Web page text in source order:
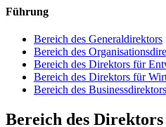
Führung
Bereich des Generaldirektors
Bereich des
Bereich des Direktors für
Bereich des Direktors für
Bereich des Businessdirektors
Bereich des